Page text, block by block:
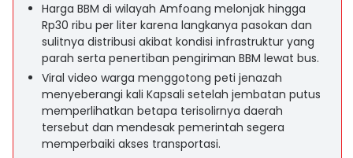
Harga BBM di wilayah Amfoang melonjak hingga
Rp30 ribu per liter karena langkanya pasokan dan
sulitnya distribusi akibat kondisi infrastruktur yang
parah serta penertiban pengiriman BBM lewat bus.
Viral video warga menggotong peti jenazah
menyeberangi kali Kapsali setelah jembatan putus
memperlihatkan betapa terisolirnya daerah
tersebut dan mendesak pemerintah segera
memperbaiki akses transportasi.